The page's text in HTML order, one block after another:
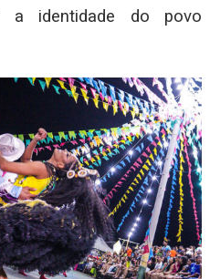
a identidade do povo